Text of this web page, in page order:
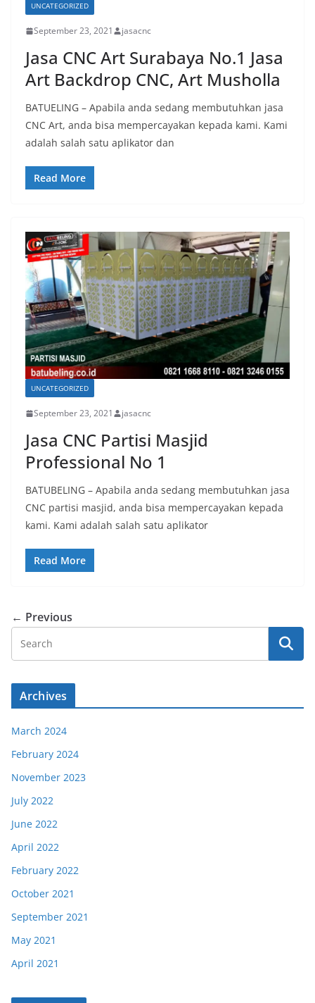
UNCATEGORIZED
September 23, 2021 jasacnc
Jasa CNC Art Surabaya No.1 Jasa
Art Backdrop CNC, Art Musholla
BATUELING – Apabila anda sedang membutuhkan jasa
CNC Art, anda bisa mempercayakan kepada kami. Kami
adalah salah satu aplikator dan
Read More
UNCATEGORIZED
September 23, 2021 jasacnc
Jasa CNC Partisi Masjid
Professional No 1
BATUBELING – Apabila anda sedang membutuhkan jasa
CNC partisi masjid, anda bisa mempercayakan kepada
kami. Kami adalah salah satu aplikator
Read More
← Previous
Archives
March 2024
February 2024
November 2023
July 2022
June 2022
April 2022
February 2022
October 2021
September 2021
May 2021
April 2021